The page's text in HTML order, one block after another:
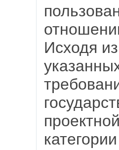
Исходя